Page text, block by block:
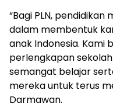
“Bagi PLN,
dalam membentuk
anak Indonesia.
perlengkapan
semangat belajar
mereka untuk terus
Darmawan.